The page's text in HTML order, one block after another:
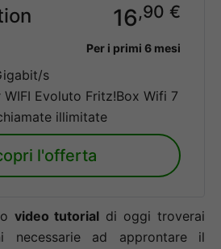
16,90 €
Per i primi 6 mesi
s
Evoluto Fritz!Box Wifi 7
illimitate
l'offerta
video tutorial di oggi troverai
necessarie ad approntare il